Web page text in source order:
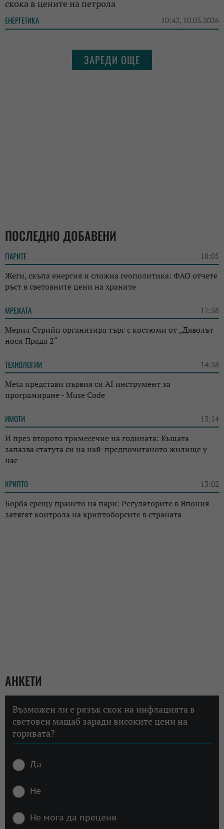
скока в цените на петрола
ЕНЕРГЕТИКА 10:42, 10.03.2026
ЗАРЕДИ ОЩЕ
ПОСЛЕДНО ДОБАВЕНИ
ПАРИТЕ 18:05
Жеги, скъпа енергия и сложна геополитика: ФАО отчете
ръст в световните цени на храните
МРЕЖАТА 17:38
Мерил Стрийп организира търг с костюми от „Дяволът
носи Прада 2“
ТЕХНОЛОГИИ 14:38
Meta представи първия си AI инструмент за
програмиране - Muse Code
ИМОТИ 13:14
И през второто тримесечие на годината: Къщата
запазва статута си на най-предпочитаното жилище у
нас
КРИПТО 13:02
Борба срещу прането на пари: Регулаторите в Япония
затягат контрола на криптоборсите в страната
АНКЕТИ
Възможен ли е рязък скок на инфлацията в
световен мащаб заради високите цени на
горивата?
Да
Не
Не мога да преценя